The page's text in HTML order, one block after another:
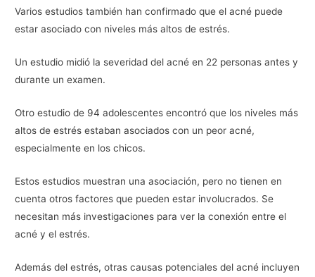
Varios estudios también han confirmado que el acné puede
estar asociado con niveles más altos de estrés.
Un estudio midió la severidad del acné en 22 personas antes y
durante un examen.
Otro estudio de 94 adolescentes encontró que los niveles más
altos de estrés estaban asociados con un peor acné,
especialmente en los chicos.
Estos estudios muestran una asociación, pero no tienen en
cuenta otros factores que pueden estar involucrados. Se
necesitan más investigaciones para ver la conexión entre el
acné y el estrés.
Además del estrés, otras causas potenciales del acné incluyen